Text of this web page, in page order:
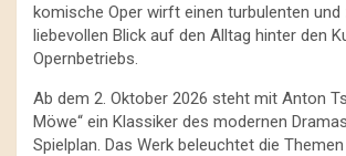
komische Oper wirft einen turbulenten und
liebevollen Blick auf den Alltag hinter den
Opernbetriebs.
Ab dem 2. Oktober 2026 steht mit Anton
Möwe“ ein Klassiker des modernen
Spielplan. Das Werk beleuchtet die